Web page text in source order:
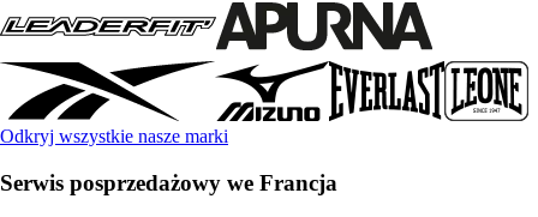
Odkryj wszystkie nasze marki
Serwis posprzedażowy we Francja